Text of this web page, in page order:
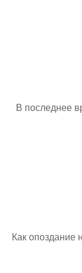
В последнее
Как опоздание